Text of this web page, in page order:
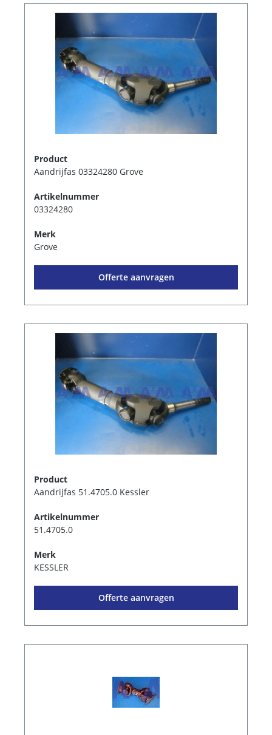
Product
Aandrijfas 03324280 Grove
Artikelnummer
03324280
Merk
Grove
Offerte aanvragen
Product
Aandrijfas 51.4705.0 Kessler
Artikelnummer
51.4705.0
Merk
KESSLER
Offerte aanvragen